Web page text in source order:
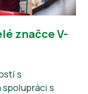
značce V-
s
s